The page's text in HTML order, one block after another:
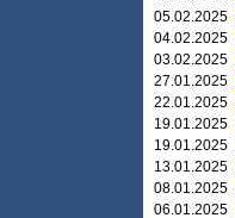
05.02.2025
04.02.2025
03.02.2025
27.01.2025
22.01.2025
19.01.2025
19.01.2025
13.01.2025
08.01.2025
06.01.2025